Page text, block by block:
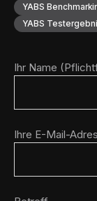
YABS
YABS
Ihr Name
Ihre E-Mail-